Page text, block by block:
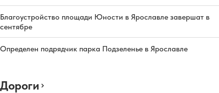
Благоустройство площади Юности в Ярославле завершат в
сентябре
Определен подрядчик парка Подзеленье в Ярославле
Дороги